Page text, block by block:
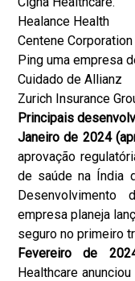
Healance Health
Centene Corporation
Ping uma empresa
Cuidado de Allianz
Zurich Insurance
Principais
Janeiro de 2024
aprovação
de saúde na Índia
empresa planeja
seguro no primeiro
Fevereiro de
Healthcare